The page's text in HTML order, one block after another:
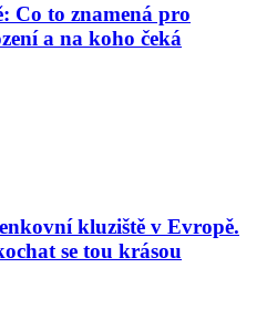
Co to znamená pro
a na koho čeká
kluziště v Evropě.
se tou krásou